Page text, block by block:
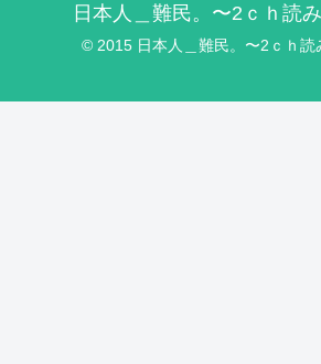
日本人＿難民。〜2ｃｈ読
© 2015 日本人＿難民。〜2ｃｈ読